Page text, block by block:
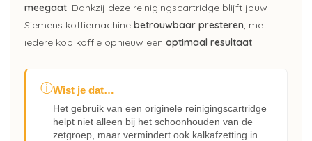
meegaat. Dankzij deze reinigingscartridge blijft jouw
Siemens koffiemachine betrouwbaar presteren, met
iedere kop koffie opnieuw een optimaal resultaat.
ⓘWist je dat…
Het gebruik van een originele reinigingscartridge
helpt niet alleen bij het schoonhouden van de
zetgroep, maar vermindert ook kalkafzetting in